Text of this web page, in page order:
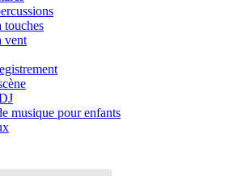
touches
vent
musique pour enfants